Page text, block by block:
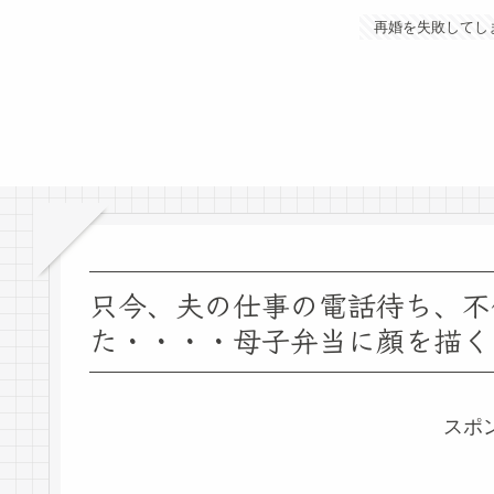
再婚を失敗してし
只今、夫の仕事の電話待ち、
た・・・・母子弁当に顔を描く
スポ